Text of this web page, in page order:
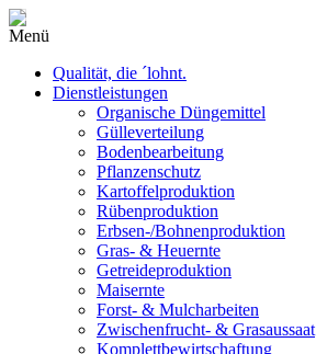
Menü
Qualität, die ´lohnt.
Dienstleistungen
Organische Düngemittel
Gülleverteilung
Bodenbearbeitung
Pflanzenschutz
Kartoffelproduktion
Rübenproduktion
Erbsen-/Bohnenproduktion
Gras- & Heuernte
Getreideproduktion
Maisernte
Forst- & Mulcharbeiten
Zwischenfrucht- & Grasaussaat
Komplettbewirtschaftung